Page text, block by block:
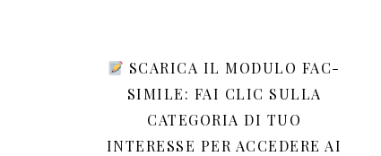
SCARICA IL MODULO FAC-
SIMILE: FAI CLIC SULLA
CATEGORIA DI TUO
INTERESSE PER ACCEDERE AI